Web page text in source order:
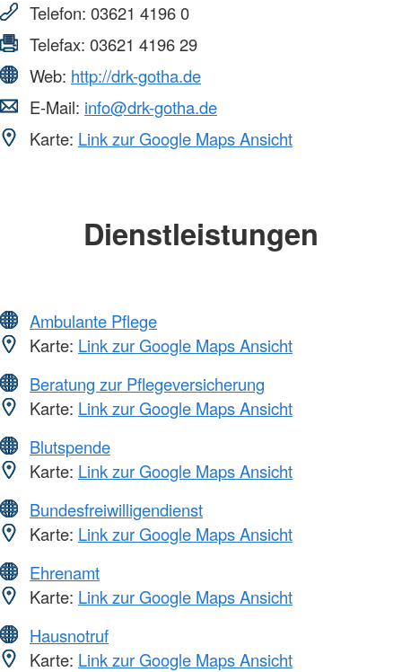
Telefon: 03621 4196 0
Telefax: 03621 4196 29
Web: http://drk-gotha.de
E-Mail: info@drk-gotha.de
Karte: Link zur Google Maps Ansicht
Dienstleistungen
Ambulante Pflege
Karte: Link zur Google Maps Ansicht
Beratung zur Pflegeversicherung
Karte: Link zur Google Maps Ansicht
Blutspende
Karte: Link zur Google Maps Ansicht
Bundesfreiwilligendienst
Karte: Link zur Google Maps Ansicht
Ehrenamt
Karte: Link zur Google Maps Ansicht
Hausnotruf
Karte: Link zur Google Maps Ansicht